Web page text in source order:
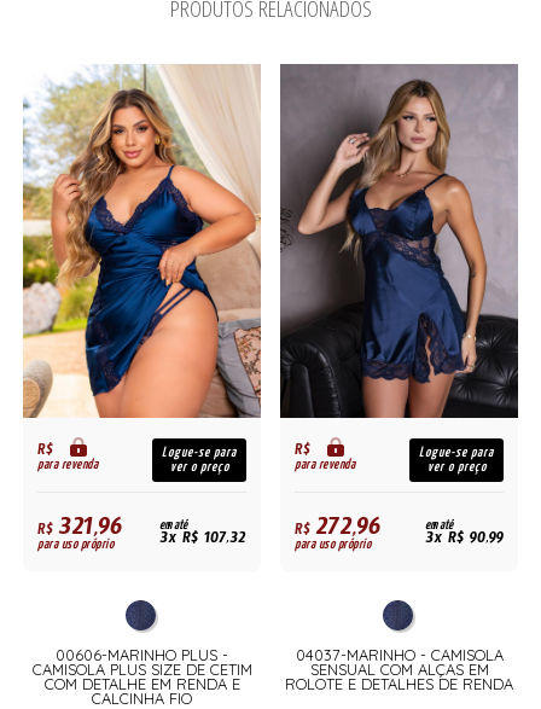
PRODUTOS RELACIONADOS
R$
para revenda
Logue-se para
ver o preço
R$321,96
para uso próprio
em até
3x R$ 107,32
00606-MARINHO PLUS -
CAMISOLA PLUS SIZE DE CETIM
COM DETALHE EM RENDA E
CALCINHA FIO
R$
para revenda
Logue-se para
ver o preço
R$272,96
para uso próprio
em até
3x R$ 90,99
04037-MARINHO - CAMISOLA
SENSUAL COM ALÇAS EM
ROLOTE E DETALHES DE RENDA